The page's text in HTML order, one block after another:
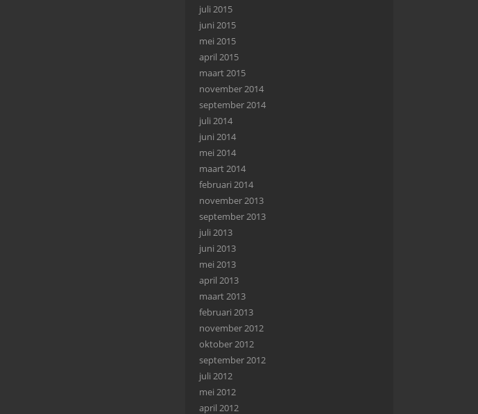
juli 2015
juni 2015
mei 2015
april 2015
maart 2015
november 2014
september 2014
juli 2014
juni 2014
mei 2014
maart 2014
februari 2014
november 2013
september 2013
juli 2013
juni 2013
mei 2013
april 2013
maart 2013
februari 2013
november 2012
oktober 2012
september 2012
juli 2012
mei 2012
april 2012